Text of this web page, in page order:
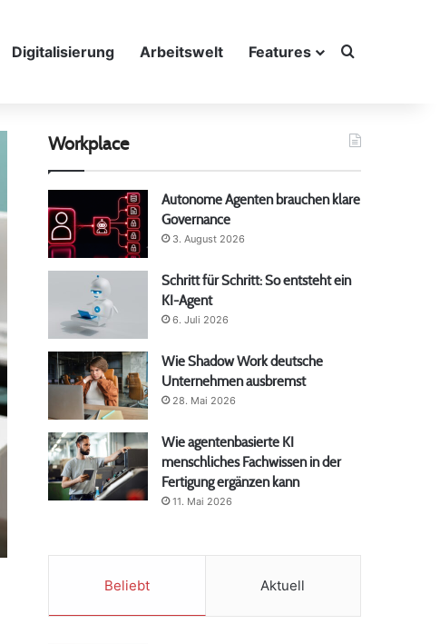
Digitalisierung Arbeitswelt Features Suche nach
Workplace
Autonome Agenten brauchen klare
Governance
3. August 2026
Schritt für Schritt: So entsteht ein
KI-Agent
6. Juli 2026
Wie Shadow Work deutsche
Unternehmen ausbremst
28. Mai 2026
Wie agentenbasierte KI
menschliches Fachwissen in der
Fertigung ergänzen kann
11. Mai 2026
Beliebt Aktuell